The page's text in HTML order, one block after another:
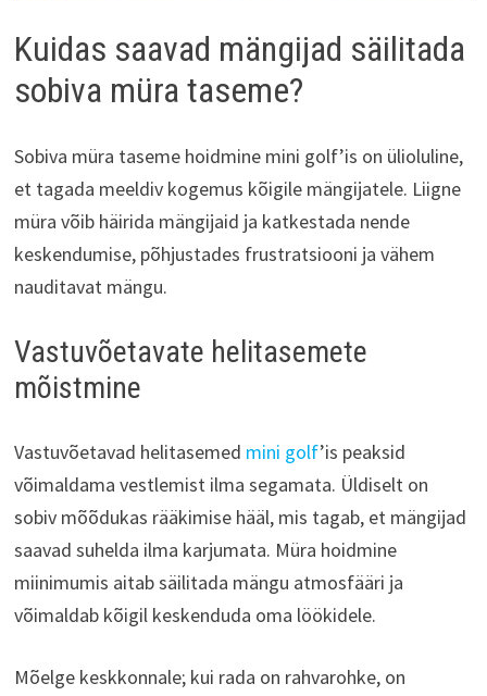
Kuidas saavad mängijad säilitada
sobiva müra taseme?
Sobiva müra taseme hoidmine mini golf’is on ülioluline,
et tagada meeldiv kogemus kõigile mängijatele. Liigne
müra võib häirida mängijaid ja katkestada nende
keskendumise, põhjustades frustratsiooni ja vähem
nauditavat mängu.
Vastuvõetavate helitasemete
mõistmine
Vastuvõetavad helitasemed mini golf’is peaksid
võimaldama vestlemist ilma segamata. Üldiselt on
sobiv mõõdukas rääkimise hääl, mis tagab, et mängijad
saavad suhelda ilma karjumata. Müra hoidmine
miinimumis aitab säilitada mängu atmosfääri ja
võimaldab kõigil keskenduda oma löökidele.
Mõelge keskkonnale; kui rada on rahvarohke, on